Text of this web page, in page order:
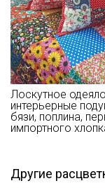
Дает усадку до 5%
температуре
Уход:
- стирка до 40С,
усиленно тереть
образуются
- отбеливатели
- сушить в
затемненном
- гладить,
зависимости от
Лоскутное
интерьерные
бязи, поплина,
импортного
Другие